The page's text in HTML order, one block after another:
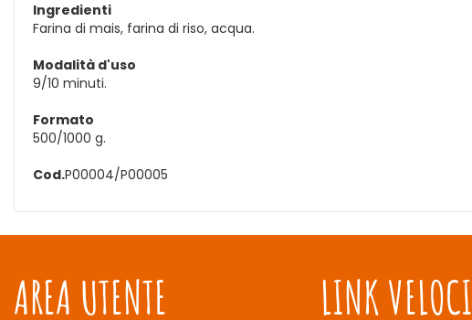
Ingredienti
Farina di mais, farina di riso, acqua.
Modalità d'uso
9/10 minuti.
Formato
500/1000 g.
Cod.P00004/P00005
AREA UTENTE LINK VELOCI